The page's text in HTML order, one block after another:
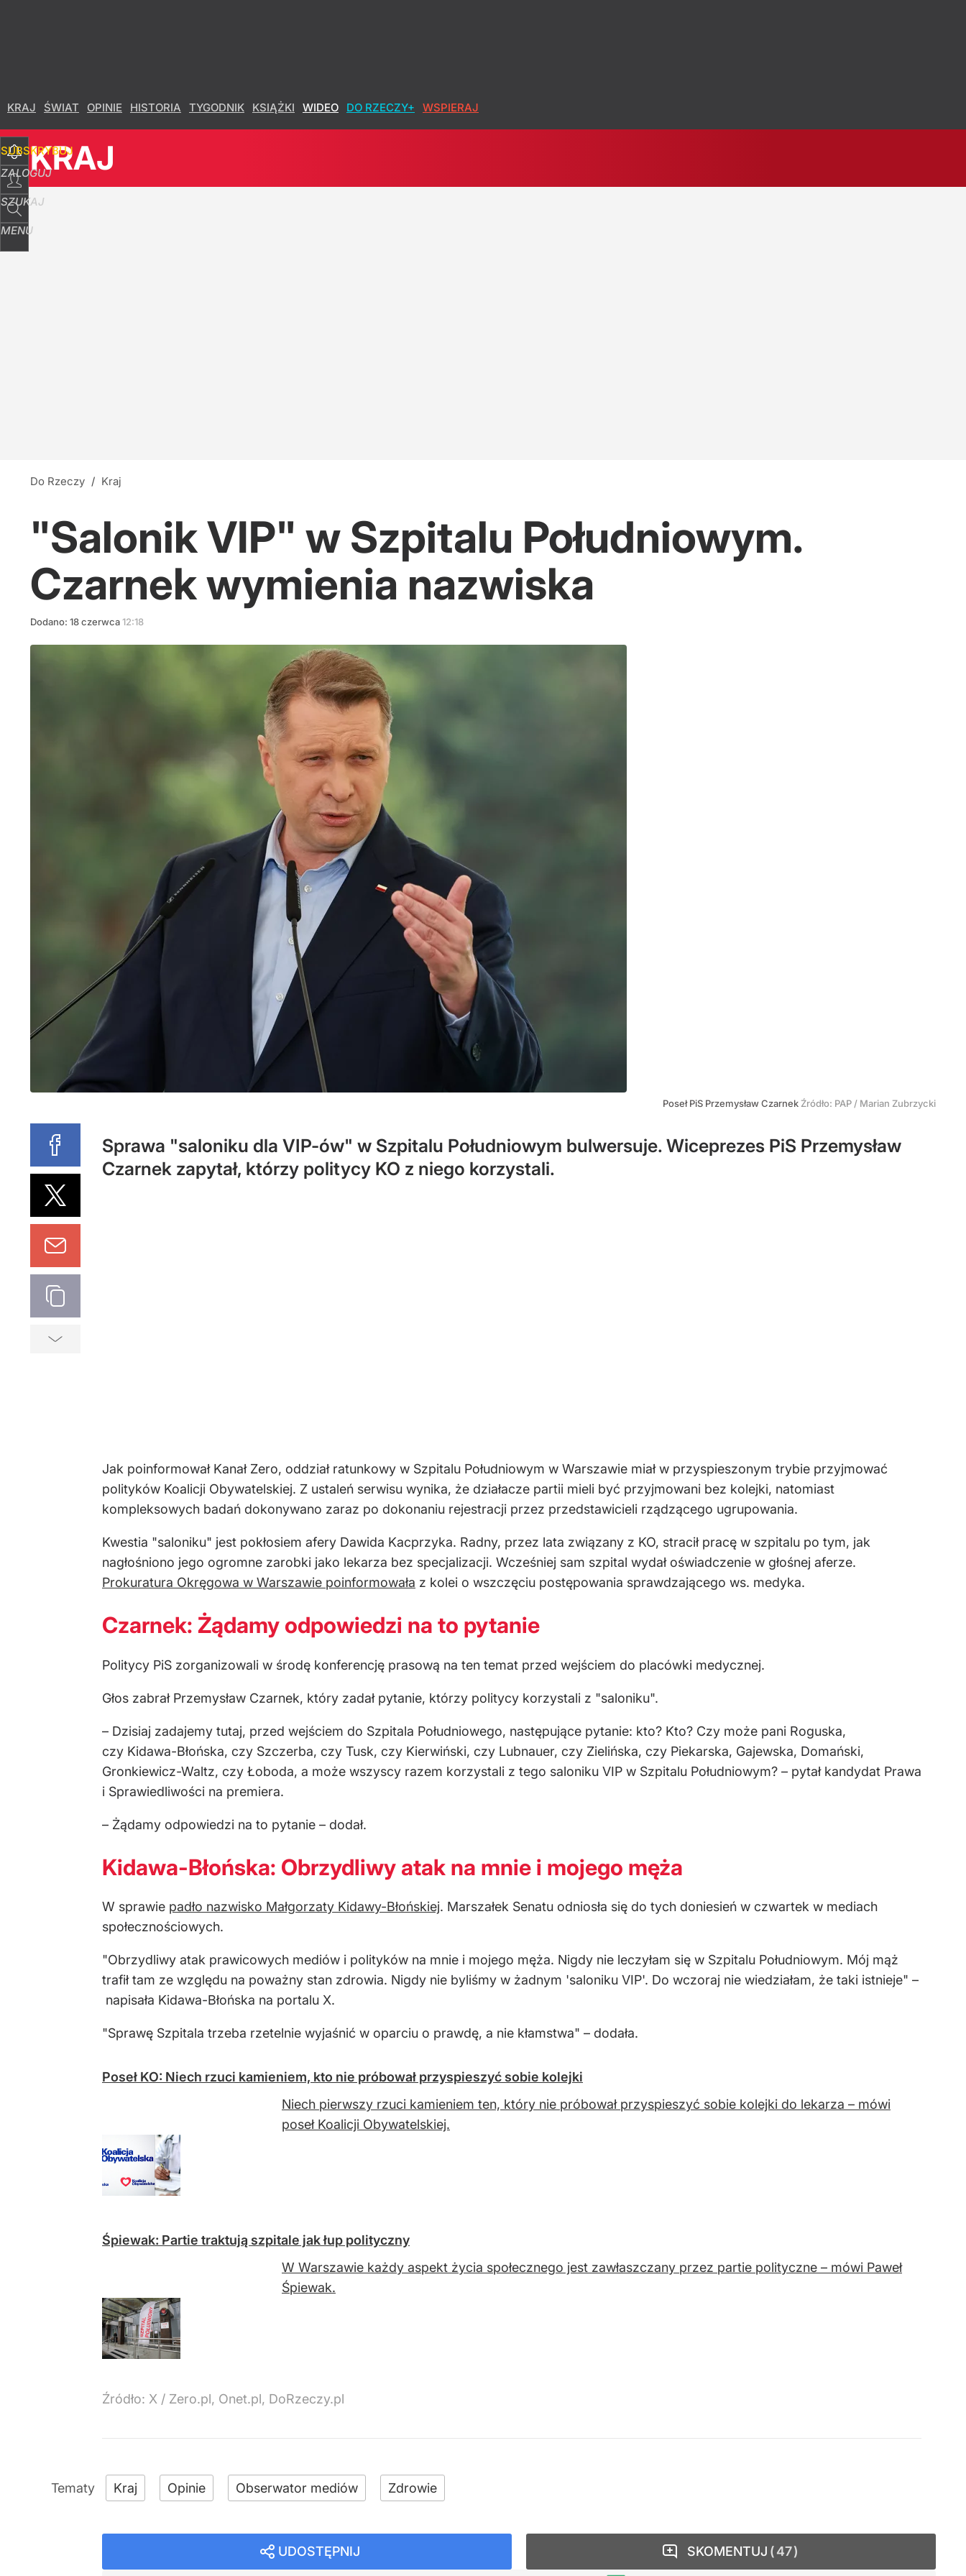
KRAJ ŚWIAT OPINIE HISTORIA TYGODNIK KSIĄŻKI WIDEO DO RZECZY+ WSPIERAJ
SUBSKRYBUJ
ZALOGUJ
SZUKAJ
MENU
KRAJ
Do Rzeczy / Kraj
"Salonik VIP" w Szpitalu Południowym.
Czarnek wymienia nazwiska
Dodano: 18czerwca12:18
Poseł PiS Przemysław Czarnek Źródło: PAP / Marian Zubrzycki
Sprawa "saloniku dla VIP-ów" w Szpitalu Południowym bulwersuje. Wiceprezes PiS Przemysław
Czarnek zapytał, którzy politycy KO z niego korzystali.
Jak poinformował Kanał Zero, oddział ratunkowy w Szpitalu Południowym w Warszawie miał w przyspieszonym trybie przyjmować
polityków Koalicji Obywatelskiej. Z ustaleń serwisu wynika, że działacze partii mieli być przyjmowani bez kolejki, natomiast
kompleksowych badań dokonywano zaraz po dokonaniu rejestracji przez przedstawicieli rządzącego ugrupowania.
Kwestia "saloniku" jest pokłosiem afery Dawida Kacprzyka. Radny, przez lata związany z KO, stracił pracę w szpitalu po tym, jak
nagłośniono jego ogromne zarobki jako lekarza bez specjalizacji. Wcześniej sam szpital wydał oświadczenie w głośnej aferze.
Prokuratura Okręgowa w Warszawie poinformowała z kolei o wszczęciu postępowania sprawdzającego ws. medyka.
Czarnek: Żądamy odpowiedzi na to pytanie
Politycy PiS zorganizowali w środę konferencję prasową na ten temat przed wejściem do placówki medycznej.
Głos zabrał Przemysław Czarnek, który zadał pytanie, którzy politycy korzystali z "saloniku".
– Dzisiaj zadajemy tutaj, przed wejściem do Szpitala Południowego, następujące pytanie: kto? Kto? Czy może pani Roguska,
czy Kidawa-Błońska, czy Szczerba, czy Tusk, czy Kierwiński, czy Lubnauer, czy Zielińska, czy Piekarska, Gajewska, Domański,
Gronkiewicz-Waltz, czy Łoboda, a może wszyscy razem korzystali z tego saloniku VIP w Szpitalu Południowym? – pytał kandydat Prawa
i Sprawiedliwości na premiera.
– Żądamy odpowiedzi na to pytanie – dodał.
Kidawa-Błońska: Obrzydliwy atak na mnie i mojego męża
W sprawie padło nazwisko Małgorzaty Kidawy-Błońskiej. Marszałek Senatu odniosła się do tych doniesień w czwartek w mediach
społecznościowych.
"Obrzydliwy atak prawicowych mediów i polityków na mnie i mojego męża. Nigdy nie leczyłam się w Szpitalu Południowym. Mój mąż
trafił tam ze względu na poważny stan zdrowia. Nigdy nie byliśmy w żadnym 'saloniku VIP'. Do wczoraj nie wiedziałam, że taki istnieje" –
napisała Kidawa-Błońska na portalu X.
"Sprawę Szpitala trzeba rzetelnie wyjaśnić w oparciu o prawdę, a nie kłamstwa" – dodała.
Poseł KO: Niech rzuci kamieniem, kto nie próbował przyspieszyć sobie kolejki
Niech pierwszy rzuci kamieniem ten, który nie próbował przyspieszyć sobie kolejki do lekarza – mówi
poseł Koalicji Obywatelskiej.
Śpiewak: Partie traktują szpitale jak łup polityczny
W Warszawie każdy aspekt życia społecznego jest zawłaszczany przez partie polityczne – mówi Paweł
Śpiewak.
Źródło: X / Zero.pl, Onet.pl, DoRzeczy.pl
Kraj Opinie Obserwator mediów Zdrowie
UDOSTĘPNIJ SKOMENTUJ 47